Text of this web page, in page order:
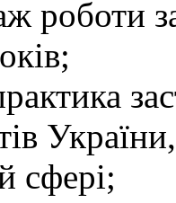
роботи
сфері;